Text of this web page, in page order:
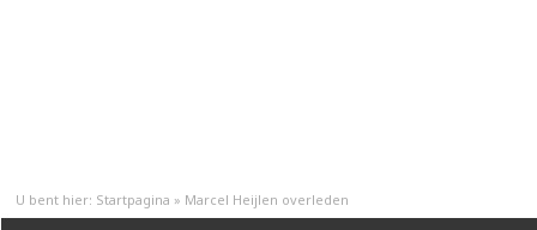
U bent hier: Startpagina » Marcel Heijlen overleden